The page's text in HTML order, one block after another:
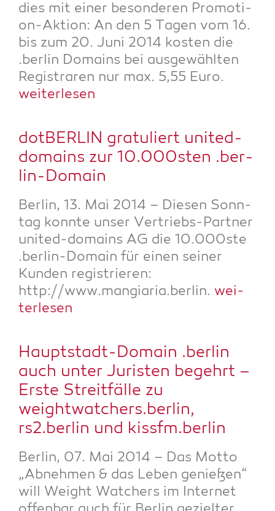
dies mit einer beson­de­ren Pro­mo­ti­
on-Akti­on: An den 5 Tagen vom 16.
bis zum 20. Juni 2014 kos­ten die
.ber­lin Domains bei aus­ge­wähl­ten
Regis­tra­ren nur max. 5,55 Euro.
wei­ter­le­sen
dot­BER­LIN gra­tu­liert united-
domains zur 10.000sten .ber­
lin-Domain
Ber­lin, 13. Mai 2014 – Die­sen Sonn­
tag konn­te unser Ver­triebs-Part­ner
united-domains AG die 10.000ste
.ber­lin-Domain für einen sei­ner
Kun­den regis­trie­ren:
http://www.mangiaria.berlin. wei­
ter­le­sen
Haupt­stadt-Domain .ber­lin
auch unter Juris­ten begehrt –
Ers­te Streit­fäl­le zu
weightwatchers.berlin,
rs2.berlin und kissfm.berlin
Ber­lin, 07. Mai 2014 – Das Mot­to
„Abneh­men & das Leben genie­ßen“
will Weight Wat­chers im Inter­net